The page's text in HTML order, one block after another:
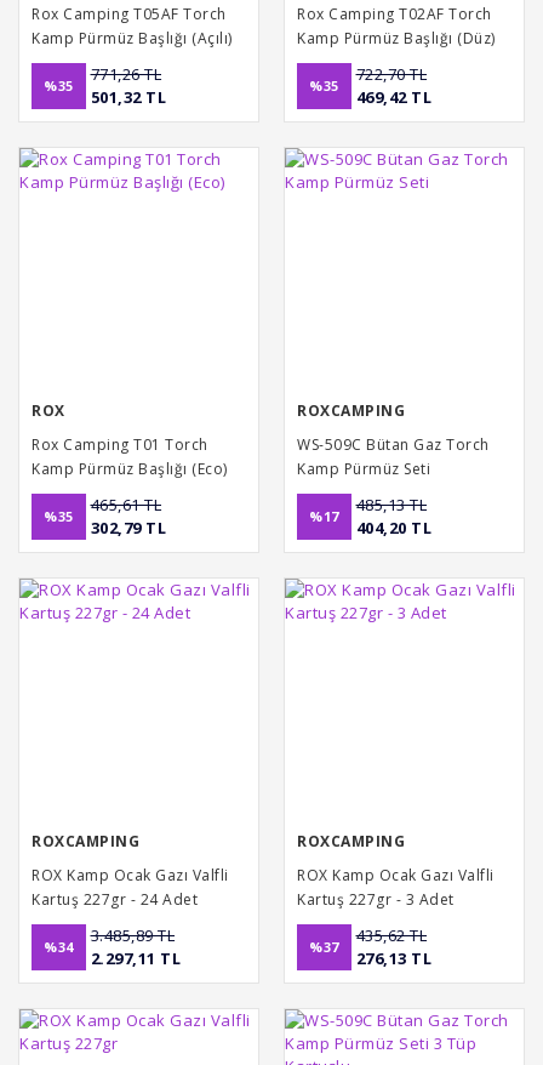
Rox Camping T05AF Torch
Kamp Pürmüz Başlığı (Açılı)
%35
771,26 TL
501,32 TL
Rox Camping T02AF Torch
Kamp Pürmüz Başlığı (Düz)
%35
722,70 TL
469,42 TL
ROX
Rox Camping T01 Torch
Kamp Pürmüz Başlığı (Eco)
%35
465,61 TL
302,79 TL
ROXCAMPING
WS-509C Bütan Gaz Torch
Kamp Pürmüz Seti
%17
485,13 TL
404,20 TL
ROXCAMPING
ROX Kamp Ocak Gazı Valfli
Kartuş 227gr - 24 Adet
%34
3.485,89 TL
2.297,11 TL
ROXCAMPING
ROX Kamp Ocak Gazı Valfli
Kartuş 227gr - 3 Adet
%37
435,62 TL
276,13 TL